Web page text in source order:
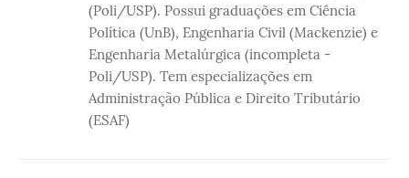
(Poli/USP). Possui graduações em Ciência
Política (UnB), Engenharia Civil (Mackenzie) e
Engenharia Metalúrgica (incompleta -
Poli/USP). Tem especializações em
Administração Pública e Direito Tributário
(ESAF)